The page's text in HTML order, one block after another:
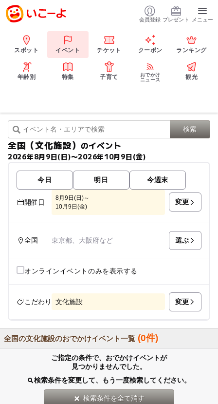
会員登録 プレゼント メニュー
スポット イベント チケット クーポン ランキング
年齢別 特集 子育て
おでかけ
ニュース
観光
全国（文化施設） のイベント
2026年8月9日(日)〜2026年10月9日(金)
今日 明日 今週末
開催日
8月9日(日)～
10月9日(金)
変更
全国 東京都、大阪府など 選ぶ
オンラインイベントのみを表示する
こだわり 文化施設 変更
全国の文化施設のおでかけイベント一覧 (0件)
ご指定の条件で、おでかけイベントが
見つかりませんでした。
検索条件を変更して、もう一度検索してください。
検索条件を全て消す